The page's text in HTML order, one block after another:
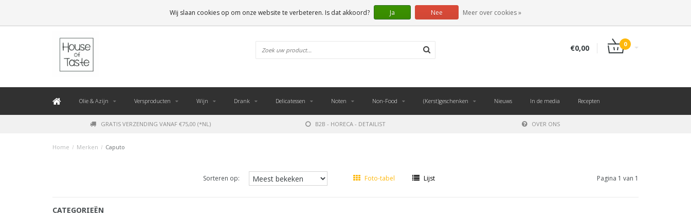
NL
€0,00 0
Olie & Azijn Versproducten Wijn Drank Delicatessen Noten Non-Food (Kerst)geschenken Nieuws In de media Recepten
GRATIS VERZENDING VANAF €75,00 (*NL) B2B - HORECA - DETAILIST OVER ONS
Home / Merken / Caputo
Sorteren op: Foto-tabel Lijst Pagina 1 van 1
CATEGORIEËN
Wij slaan cookies op om onze website te verbeteren. Is dat akkoord? Ja Nee Meer over cookies »